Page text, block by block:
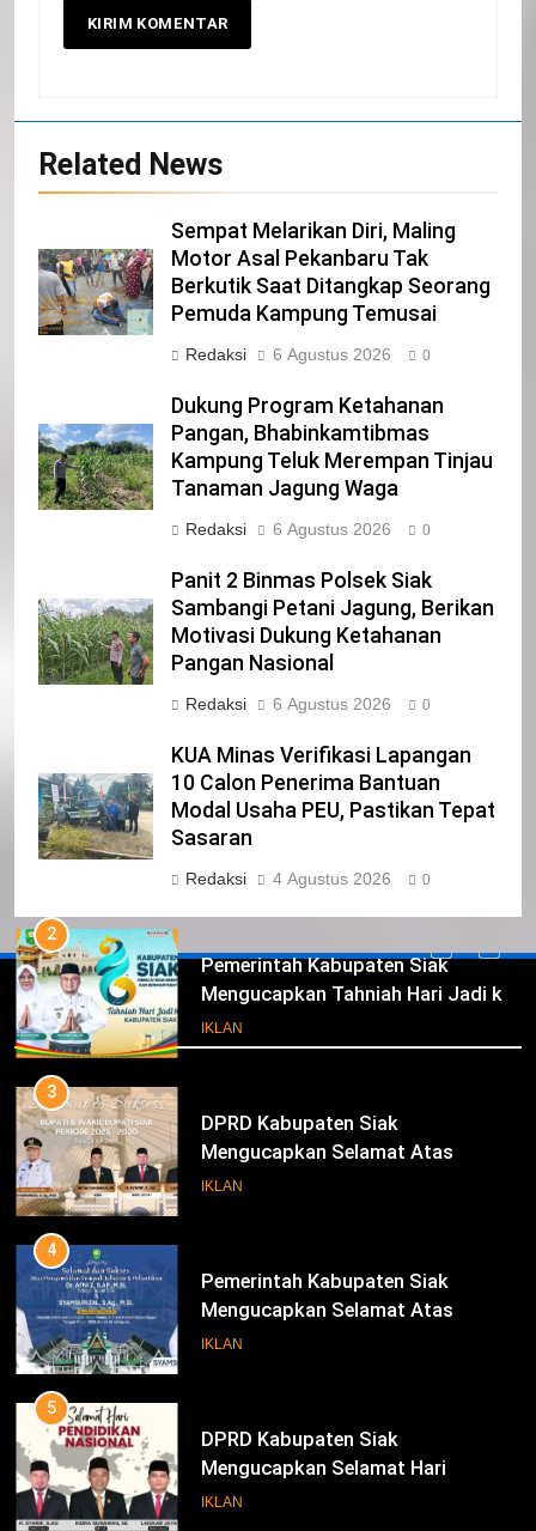
Related News
Sempat Melarikan Diri, Maling
Motor Asal Pekanbaru Tak
Berkutik Saat Ditangkap Seorang
Pemuda Kampung Temusai
Redaksi 6 Agustus 2026 0
Dukung Program Ketahanan
Pangan, Bhabinkamtibmas
Kampung Teluk Merempan Tinjau
Tanaman Jagung Waga
Redaksi 6 Agustus 2026 0
Panit 2 Binmas Polsek Siak
Sambangi Petani Jagung, Berikan
Motivasi Dukung Ketahanan
Pangan Nasional
Redaksi 6 Agustus 2026 0
KUA Minas Verifikasi Lapangan
10 Calon Penerima Bantuan
Modal Usaha PEU, Pastikan Tepat
Sasaran
Redaksi 4 Agustus 2026 0
Iklan
Selamat Hari Kebangkitan Nasional
IKLAN
21
Iklan Pemerintah Kabupaten Siak
22
NORMAN SILITONGA CALEG DPRD
PROVINSI DKI JAKARTA
23
NURGARAHA HARPAL NOVTEN, SH
CALON ANGGOTA DPRD PROVINSI
DKI JAKARTA
IKLAN
1
Pimpinan Beserta Anggota DPRD
Kabupaten Siak Mengucapkan
IKLAN
2
Pemerintah Kabupaten Siak
Mengucapkan Tahniah Hari Jadi ke-
26 Kabupaten Siak
IKLAN
3
DPRD Kabupaten Siak
Mengucapkan Selamat Atas
Pengambilan Sumpah Jabatan
IKLAN
4
Pemerintah Kabupaten Siak
Mengucapkan Selamat Atas
Pengambilan Sumpah Jabatan
IKLAN
5
DPRD Kabupaten Siak
Mengucapkan Selamat Hari
Pendidikan Nasional
IKLAN